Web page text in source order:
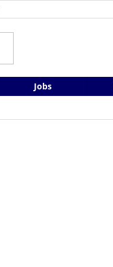
Jobs